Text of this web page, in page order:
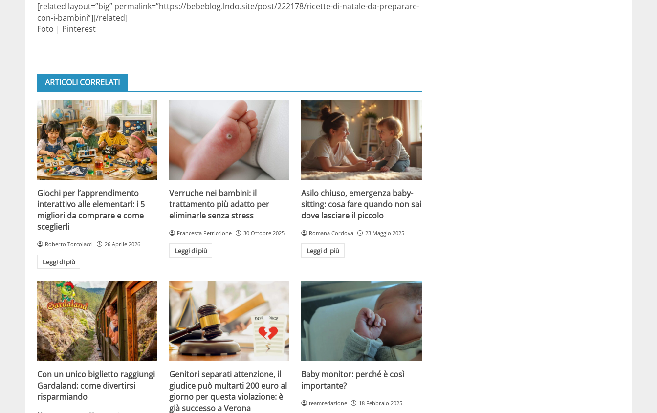
[related layout=”big” permalink=”https://bebeblog.lndo.site/post/222178/ricette-di-natale-da-preparare-
con-i-bambini”][/related]
Foto | Pinterest
ARTICOLI CORRELATI
Giochi per l’apprendimento
interattivo alle elementari: i 5
migliori da comprare e come
sceglierli
Roberto Torcolacci 26 Aprile 2026
Leggi di più
Verruche nei bambini: il
trattamento più adatto per
eliminarle senza stress
Francesca Petriccione 30 Ottobre 2025
Leggi di più
Asilo chiuso, emergenza baby-
sitting: cosa fare quando non sai
dove lasciare il piccolo
Romana Cordova 23 Maggio 2025
Leggi di più
Con un unico biglietto raggiungi
Gardaland: come divertirsi
risparmiando
Genitori separati attenzione, il
giudice può multarti 200 euro al
giorno per questa violazione: è
già successo a Verona
Baby monitor: perché è così
importante?
teamredazione 18 Febbraio 2025